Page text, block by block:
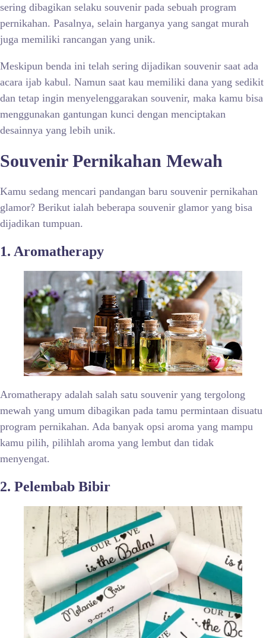
sering dibagikan selaku souvenir pada sebuah program
pernikahan. Pasalnya, selain harganya yang sangat murah
juga memiliki rancangan yang unik.
Meskipun benda ini telah sering dijadikan souvenir saat ada
acara ijab kabul. Namun saat kau memiliki dana yang sedikit
dan tetap ingin menyelenggarakan souvenir, maka kamu bisa
menggunakan gantungan kunci dengan menciptakan
desainnya yang lebih unik.
Souvenir Pernikahan Mewah
Kamu sedang mencari pandangan baru souvenir pernikahan
glamor? Berikut ialah beberapa souvenir glamor yang bisa
dijadikan tumpuan.
1. Aromatherapy
Aromatherapy adalah salah satu souvenir yang tergolong
mewah yang umum dibagikan pada tamu permintaan disuatu
program pernikahan. Ada banyak opsi aroma yang mampu
kamu pilih, pilihlah aroma yang lembut dan tidak
menyengat.
2. Pelembab Bibir